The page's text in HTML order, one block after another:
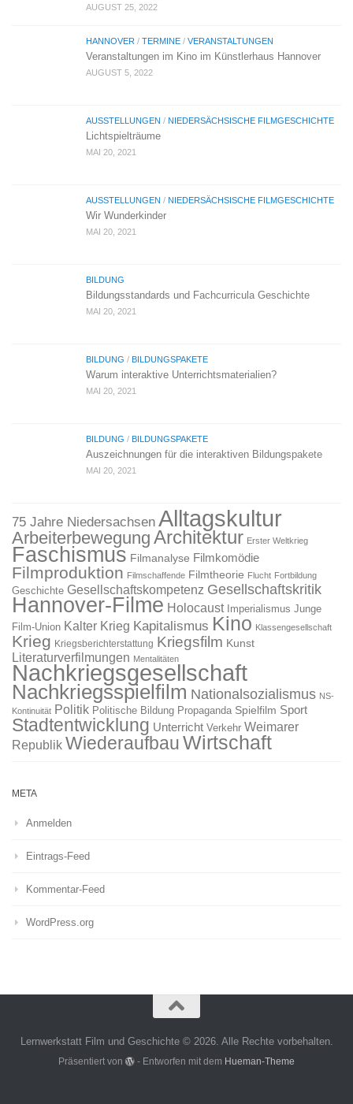
AUGUST 25, 2022
HANNOVER / TERMINE / VERANSTALTUNGEN
Veranstaltungen im Kino im Künstlerhaus Hannover
AUGUST 5, 2022
AUSSTELLUNGEN / NIEDERSÄCHSISCHE FILMGESCHICHTE
Lichtspielträume
MAI 20, 2021
AUSSTELLUNGEN / NIEDERSÄCHSISCHE FILMGESCHICHTE
Wir Wunderkinder
MAI 20, 2021
BILDUNG
Bildungsstandards und Fachcurricula Geschichte
MAI 20, 2021
BILDUNG / BILDUNGSPAKETE
Warum interaktive Unterrichtsmaterialien?
MAI 20, 2021
BILDUNG / BILDUNGSPAKETE
Auszeichnungen für die interaktiven Bildungspakete
MAI 20, 2021
75 Jahre Niedersachsen Alltagskultur
Arbeiterbewegung Architektur Erster Weltkrieg
Faschismus Filmanalyse Filmkomödie
Filmproduktion Filmschaffende Filmtheorie Flucht Fortbildung
Geschichte Gesellschaftskompetenz Gesellschaftskritik
Hannover-Filme Holocaust Imperialismus Junge
Film-Union Kalter Krieg Kapitalismus Kino Klassengesellschaft
Krieg Kriegsberichterstattung Kriegsfilm Kunst
Literaturverfilmungen Mentalitäten
Nachkriegsgesellschaft
Nachkriegsspielfilm Nationalsozialismus NS-
Kontinuität Politik Politische Bildung Propaganda Spielfilm Sport
Stadtentwicklung Unterricht Verkehr Weimarer
Republik WiederaufbauWirtschaft
META
Anmelden
Eintrags-Feed
Kommentar-Feed
WordPress.org
Lernwerkstatt Film und Geschichte © 2026. Alle Rechte vorbehalten.
Präsentiert von - Entworfen mit dem Hueman-Theme